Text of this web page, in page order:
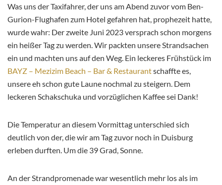
Was uns der Taxifahrer, der uns am Abend zuvor vom Ben-
Gurion-Flughafen zum Hotel gefahren hat, prophezeit hatte,
wurde wahr: Der zweite Juni 2023 versprach schon morgens
ein heißer Tag zu werden. Wir packten unsere Strandsachen
ein und machten uns auf den Weg. Ein leckeres Frühstück im
BAYZ – Mezizim Beach – Bar & Restaurantschaffte es,
unsere eh schon gute Laune nochmal zu steigern. Dem
leckeren Schakschuka und vorzüglichen Kaffee sei Dank!
Die Temperatur an diesem Vormittag unterschied sich
deutlich von der, die wir am Tag zuvor noch in Duisburg
erleben durften. Um die 39 Grad, Sonne.
An der Strandpromenade war wesentlich mehr los als im